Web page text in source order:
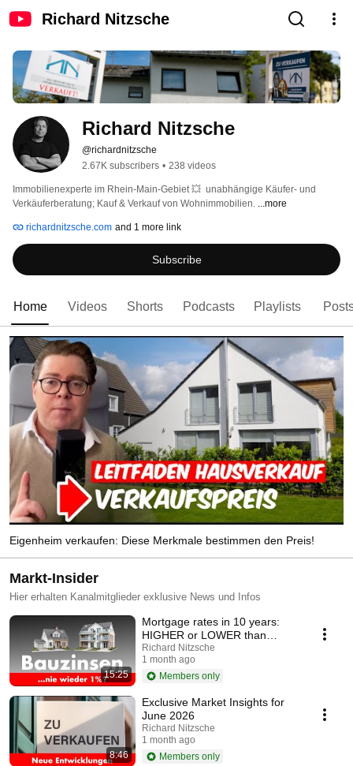
Richard Nitzsche
Richard Nitzsche
@richardnitzsche
2.67K subscribers • 238 videos
Immobilienexperte im Rhein-Main-Gebiet 💥  unabhängige Käufer- und
Verkäuferberatung; Kauf & Verkauf von Wohnimmobilien. ...more
richardnitzsche.com and 1 more link
Subscribe
Home Videos Shorts Podcasts Playlists
Eigenheim verkaufen: Diese Merkmale bestimmen den Preis!
Markt-Insider
Hier erhalten Kanalmitglieder exklusive News und Infos
15:25
Mortgage rates in 10 years:
HIGHER or LOWER than
today?
Richard Nitzsche
1 month ago
Members only
8:46
Exclusive Market Insights for
June 2026
Richard Nitzsche
1 month ago
Members only